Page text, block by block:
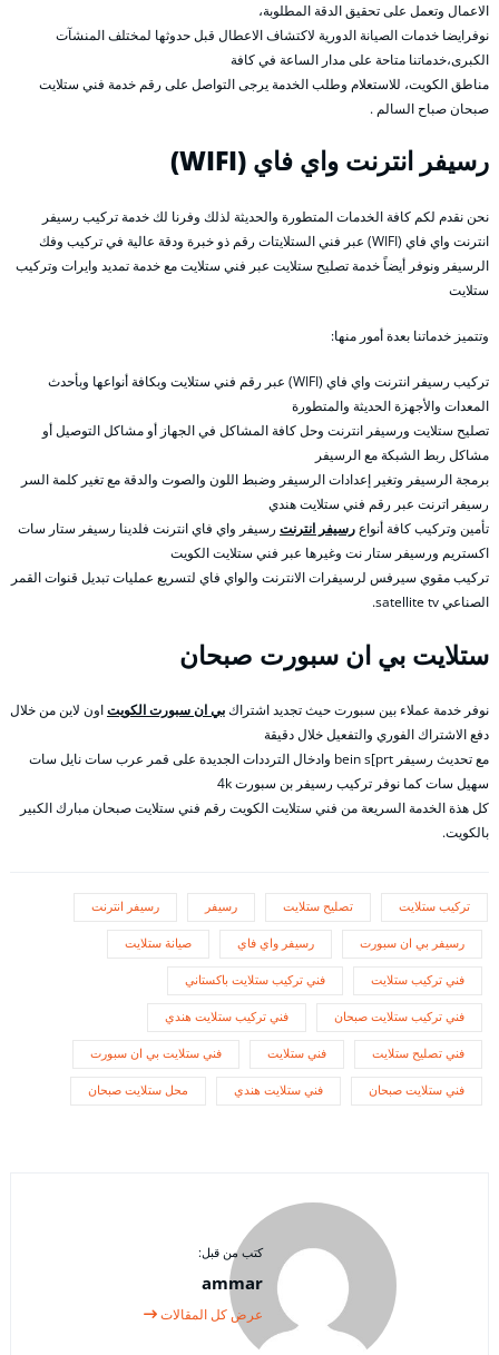
الاعمال وتعمل على تحقيق الدقة المطلوبة،
نوفرايضا خدمات الصيانة الدورية لاكتشاف الاعطال قبل حدوثها لمختلف المنشآت
الكبرى،خدماتنا متاحة على مدار الساعة في كافة
مناطق الكويت، للاستعلام وطلب الخدمة يرجى التواصل على رقم خدمة فني ستلايت
صبحان صباح السالم .
رسيفر انترنت واي فاي (WIFI)
نحن نقدم لكم كافة الخدمات المتطورة والحديثة لذلك وفرنا لك خدمة تركيب رسيفر
انترنت واي فاي (WIFI) عبر فني الستلايتات رقم ذو خبرة ودقة عالية في تركيب وفك
الرسيفر ونوفر أيضاً خدمة تصليح ستلايت عبر فني ستلايت مع خدمة تمديد وايرات وتركيب
ستلايت
وتتميز خدماتنا بعدة أمور منها:
تركيب رسيفر انترنت واي فاي (WIFI) عبر رقم فني ستلايت وبكافة أنواعها وبأحدث
المعدات والأجهزة الحديثة والمتطورة
تصليح ستلايت ورسيفر انترنت وحل كافة المشاكل في الجهاز أو مشاكل التوصيل أو
مشاكل ربط الشبكة مع الرسيفر
برمجة الرسيفر وتغير إعدادات الرسيفر وضبط اللون والصوت والدقة مع تغير كلمة السر
رسيفر اترنت عبر رقم فني ستلايت هندي
تأمين وتركيب كافة أنواعرسيفر انترنت رسيفر واي فاي انترنت فلدينا رسيفر ستار سات
اكستريم ورسيفر ستار نت وغيرها عبر فني ستلايت الكويت
تركيب مقوي سيرفس لرسيفرات الانترنت والواي فاي لتسريع عمليات تبديل قنوات القمر
الصناعي satellite tv.
ستلايت بي ان سبورت صبحان
نوفر خدمة عملاء بين سبورت حيث تجديد اشتراكبي ان سبورت الكويتاون لاين من خلال
دفع الاشتراك الفوري والتفعيل خلال دقيقة
مع تحديث رسيفر bein s[prt وادخال الترددات الجديدة على قمر عرب سات نايل سات
سهيل سات كما نوفر تركيب رسيفر بن سبورت 4k
كل هذة الخدمة السريعة من فني ستلايت الكويت رقم فني ستلايت صبحان مبارك الكبير
بالكويت.
تركيب ستلايت تصليح ستلايت رسيفر رسيفر انترنت
رسيفر بي ان سبورت رسيفر واي فاي صيانة ستلايت
فني تركيب ستلايت فني تركيب ستلايت باكستاني
فني تركيب ستلايت صبحان فني تركيب ستلايت هندي
فني تصليح ستلايت فني ستلايت فني ستلايت بي ان سبورت
فني ستلايت صبحان فني ستلايت هندي محل ستلايت صبحان
كتب من قبل:
ammar
عرض كل المقالات